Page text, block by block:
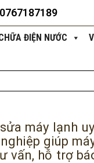
ĐIỆN NƯỚC
máy lạnh
giúp
vấn, hỗ trợ